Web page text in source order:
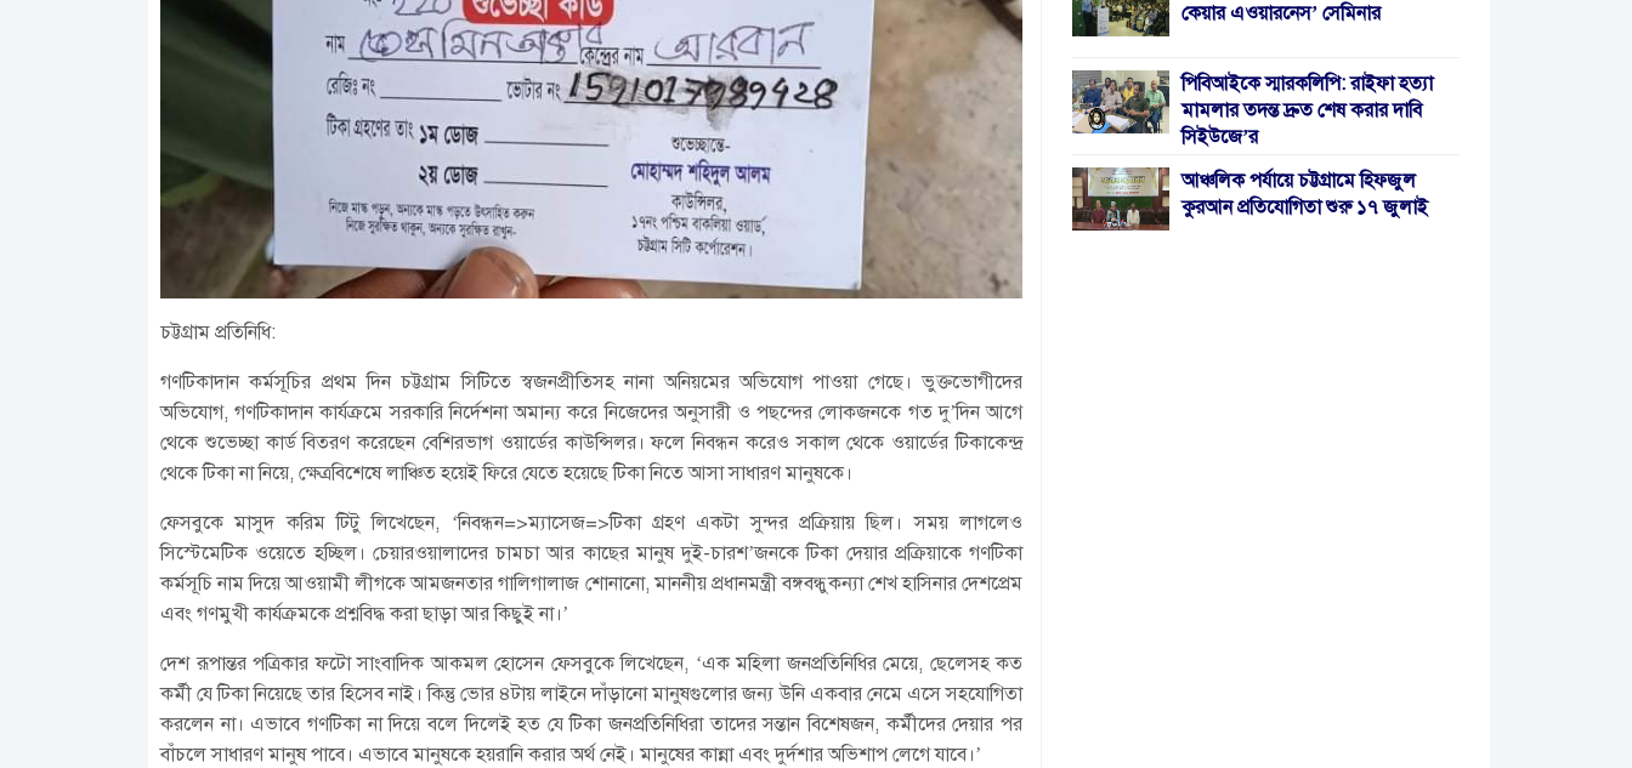
চট্টগ্রাম প্রতিনিধি:
গণটিকাদান কর্মসূচির ‌প্রথম দিন চট্টগ্রাম সিটিতে স্বজনপ্রীতিসহ নানা অনিয়মের অভিযোগ পাওয়া গেছে। ভুক্তভোগীদের
অভিযোগ, গণটিকাদান কার্যক্রমে সরকারি নির্দেশনা অমান্য করে নিজেদের অনুসারী ও পছন্দের লোকজনকে গত দু’দিন আগে
থেকে শুভেচ্ছা কার্ড বিতরণ করেছেন বেশিরভাগ ওয়ার্ডের কাউন্সিলর। ফলে নিবন্ধন করেও সকাল থেকে ওয়ার্ডের টিকাকেন্দ্র
থেকে টিকা না নিয়ে, ক্ষেত্রবিশেষে লাঞ্চিত হয়েই ফিরে যেতে হয়েছে টিকা নিতে আসা সাধারণ মানুষকে।
ফেসবুকে মাসুদ করিম টিটু লিখেছেন, ‘নিবন্ধন=>ম্যাসেজ=>টিকা গ্রহণ একটা সুন্দর প্রক্রিয়ায় ছিল। সময় লাগলেও
সিস্টেমেটিক ওয়েতে হচ্ছিল। চেয়ারওয়ালাদের চামচা আর কাছের মানুষ দুই-চারশ’জনকে টিকা দেয়ার প্রক্রিয়াকে গণটিকা
কর্মসূচি নাম দিয়ে আওয়ামী লীগকে আমজনতার গালিগালাজ শােনানাে, মাননীয় প্রধানমন্ত্রী বঙ্গবন্ধুকন্যা শেখ হাসিনার দেশপ্রেম
এবং গণমুখী কার্যক্রমকে প্রশ্নবিদ্ধ করা ছাড়া আর কিছুই না।’
দেশ রূপান্তর পত্রিকার ফটো সাংবাদিক আকমল হোসেন ফেসবুকে লিখেছেন, ‘এক মহিলা জনপ্রতিনিধির মেয়ে, ছেলেসহ কত
কর্মী যে টিকা নিয়েছে তার হিসেব নাই। কিন্তু ভোর ৪টায় লাইনে দাঁড়ানো মানুষগুলোর জন্য উনি একবার নেমে এসে সহযোগিতা
করলেন না। এভাবে গণটিকা না দিয়ে বলে দিলেই হত যে টিকা জনপ্রতিনিধিরা তাদের সন্তান বিশেষজন, কর্মীদের দেয়ার পর
বাঁচলে সাধারণ মানুষ পাবে। এভাবে মানুষকে হয়রানি করার অর্থ নেই। মানুষের কান্না এবং দুর্দশার অভিশাপ লেগে যাবে।’
কেয়ার এওয়ারনেস’ সেমিনার
পিবিআইকে স্মারকলিপি: রাইফা হত্যা
মামলার তদন্ত দ্রুত শেষ করার দাবি
সিইউজে’র
আঞ্চলিক পর্যায়ে চট্টগ্রামে হিফজুল
কুরআন প্রতিযোগিতা শুরু ১৭ জুলাই